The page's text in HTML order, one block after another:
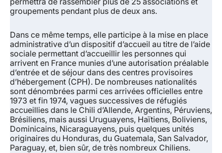
groupements pendant plus de deux ans.
Dans ce même temps, elle participe à la mise en place
administrative d’un dispositif d’accueil au titre de l’aide
sociale permettant d’accueillir les personnes qui
arrivent en France munies d’une autorisation préalable
d’entrée et de séjour dans des centres provisoires
d’hébergement (CPH). De nombreuses nationalités
sont dénombrées parmi ces arrivées officielles entre
1973 et fin 1974, vagues successives de réfugiés
accueillies dans le Chili d’Allende, Argentins, Péruviens,
Brésiliens, mais aussi Uruguayens, Haïtiens, Boliviens,
Dominicains, Nicaraguayens, puis quelques unités
originaires du Honduras, du Guatemala, San Salvador,
Paraguay, et, bien sûr, de très nombreux Chiliens.